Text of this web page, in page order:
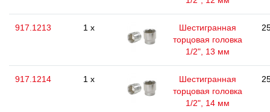
917.1213 1 x
Шестигранная
торцовая головка
1/2", 13 мм
917.1214 1 x
Шестигранная
торцовая головка
1/2", 14 мм